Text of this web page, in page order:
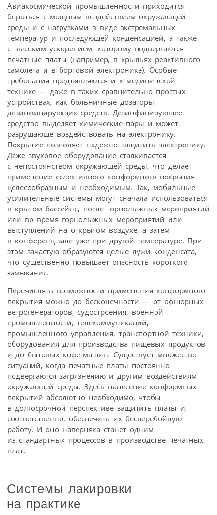
Авиакосмической промышленности приходится
бороться с мощным воздействием окружающей
среды и с нагрузками в виде экстремальных
температур и последующей конденсацией, а также
с высоким ускорением, которому подвергаются
печатные платы (например, в крыльях реактивного
самолета и в бортовой электронике). Особые
требования предъявляются и к медицинской
технике — даже в таких сравнительно простых
устройствах, как больничные дозаторы
дезинфицирующих средств. Дезинфицирующее
средство выделяет химические пары и может
разрушающе воздействовать на электронику.
Покрытие позволяет надежно защитить электронику.
Даже звуковое оборудование сталкивается
с непостоянством окружающей среды, что делает
применение селективного конформного покрытия
целесообразным и необходимым. Так, мобильные
усилительные системы могут сначала использоваться
в крытом бассейне, после горнолыжных мероприятий
или во время горнолыжных мероприятий или
выступлений на открытом воздухе, а затем
в конференц-зале уже при другой температуре. При
этом зачастую образуются целые лужи конденсата,
что существенно повышает опасность короткого
замыкания.
Перечислять возможности применения конформного
покрытия можно до бесконечности — от офшорных
ветрогенераторов, судостроения, военной
промышленности, телекоммуникаций,
промышленного управления, транспортной техники,
оборудования для производства пищевых продуктов
и до бытовых кофе-машин. Существует множество
ситуаций, когда печатные платы постоянно
подвергаются загрязнению и другим воздействиям
окружающей среды. Здесь нанесение конформных
покрытий абсолютно необходимо, чтобы
в долгосрочной перспективе защитить платы и,
соответственно, обеспечить их бесперебойную
работу. И оно наверняка станет одним
из стандартных процессов в производстве печатных
плат.
Системы лакировки
на практике